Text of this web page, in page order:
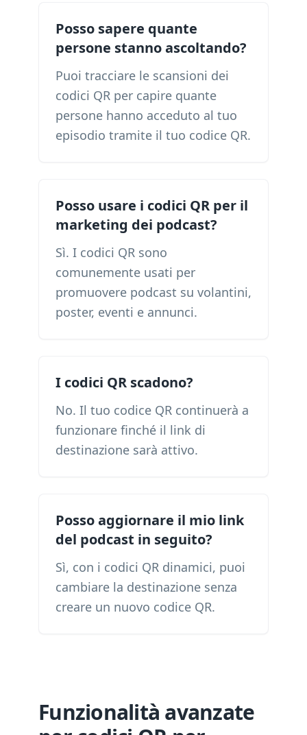
Posso sapere quante
persone stanno ascoltando?
Puoi tracciare le scansioni dei
codici QR per capire quante
persone hanno acceduto al tuo
episodio tramite il tuo codice QR.
Posso usare i codici QR per il
marketing dei podcast?
Sì. I codici QR sono
comunemente usati per
promuovere podcast su volantini,
poster, eventi e annunci.
I codici QR scadono?
No. Il tuo codice QR continuerà a
funzionare finché il link di
destinazione sarà attivo.
Posso aggiornare il mio link
del podcast in seguito?
Sì, con i codici QR dinamici, puoi
cambiare la destinazione senza
creare un nuovo codice QR.
Funzionalità avanzate